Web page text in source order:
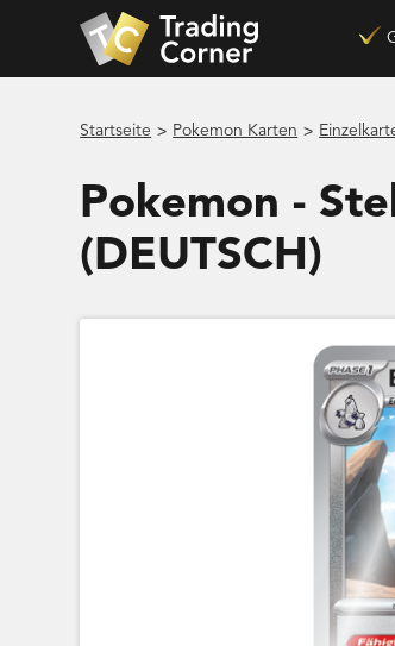
Startseite > Pokemon Karten >
Pokemon -
(DEUTSCH)